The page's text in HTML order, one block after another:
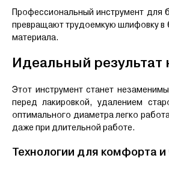
Профессиональный инструмент для
превращают трудоемкую шлифовку в
материала.
Идеальный результат
Этот инструмент станет
перед лакировкой, удалением
оптимального диаметра легко
даже при длительной работе.
Технологии для комфорта и